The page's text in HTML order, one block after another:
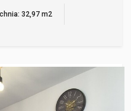
32,97 m2